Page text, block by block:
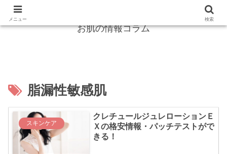
お肌の情報コラム
脂漏性敏感肌
スキンケア
クレチュールジュレローションＥ
Ｘの格安情報・パッチテストがで
きる！
メニュー 検索